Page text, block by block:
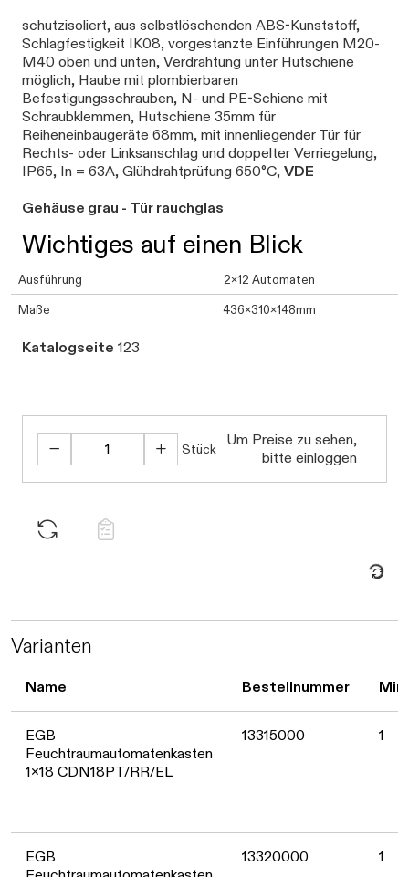
schutzisoliert, aus selbstlöschenden ABS-Kunststoff,
Schlagfestigkeit IK08, vorgestanzte Einführungen M20-
M40 oben und unten, Verdrahtung unter Hutschiene
möglich, Haube mit plombierbaren
Befestigungsschrauben, N- und PE-Schiene mit
Schraubklemmen, Hutschiene 35mm für
Reiheneinbaugeräte 68mm, mit innenliegender Tür für
Rechts- oder Linksanschlag und doppelter Verriegelung,
IP65, In = 63A, Glühdrahtprüfung 650°C, VDE
Gehäuse grau - Tür rauchglas
Wichtiges auf einen Blick
Ausführung 2x12 Automaten
Maße 436x310x148mm
Katalogseite 123
Stück
Um Preise zu sehen,
bitte einloggen
Daten
Varianten
Name Bestellnummer Min.
EGB
Feuchtraumautomatenkasten
1x18 CDN18PT/RR/EL
13315000 1
EGB
13320000 1